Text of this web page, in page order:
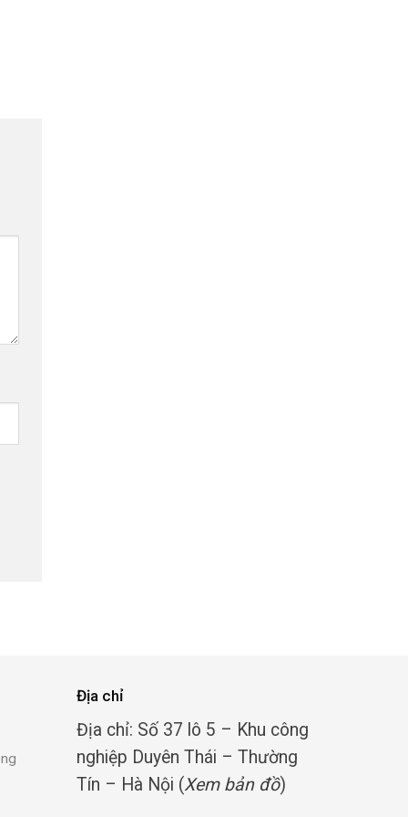
Địa chỉ
Địa chỉ: Số 37 lô 5 – Khu công
nghiệp Duyên Thái – Thường
Tín – Hà Nội (Xem bản đồ)